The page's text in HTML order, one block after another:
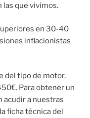
las que vivimos.
en 30-40
inflacionistas
del tipo de motor,
Para obtener un
acudir a nuestras
ficha técnica del